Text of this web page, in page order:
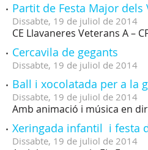
Partit de Festa Major dels
Dissabte, 19 de juliol de 2014
CE Llavaneres Veterans A –
Cercavila de gegants
Dissabte, 19 de juliol de 2014
Ball i xocolatada per a la
Dissabte, 19 de juliol de 2014
Amb animació i música en
Xeringada infantil i festa
Dissabte, 19 de juliol de 2014